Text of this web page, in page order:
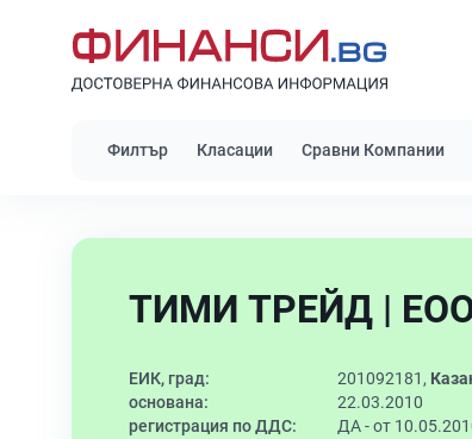
Филтър Класации Сравни Компании
ТИМИ ТРЕЙД |
ЕИК, град: 201092181,
основана:
22.03.2010
регистрация по ДДС:
ДА - от